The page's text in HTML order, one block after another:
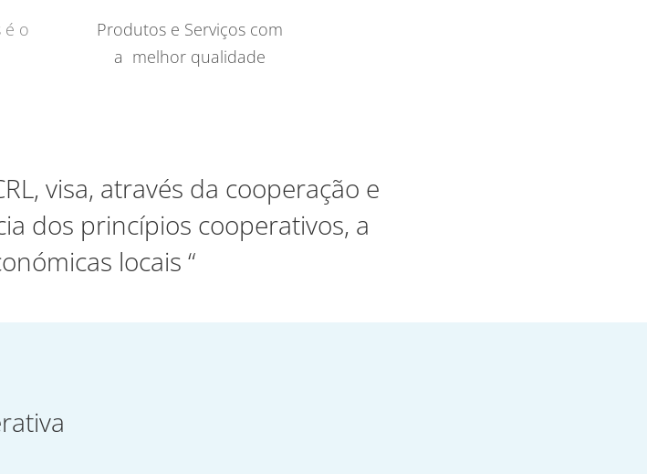
é o
Produtos e Serviços com
a melhor qualidade
visa, através da cooperação e
dos princípios cooperativos, a
locais “